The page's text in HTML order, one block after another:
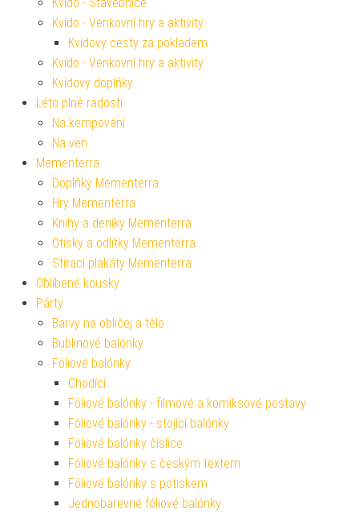
Kvído - Venkovní hry a aktivity
Kvídovy cesty za pokladem
Kvído - Venkovní hry a aktivity
Kvídovy doplňky
Léto plné radosti
Na kempování
Na ven
Mementerra
Doplňky Mementerra
Hry Mementerra
Knihy a deníky Mementerra
Otisky a odlitky Mementerra
Stírací plakáty Mementerra
Oblíbené kousky
Párty
Barvy na obličej a tělo
Bublinové balónky
Fóliové balónky
Chodící
Fóliové balónky - filmové a komiksové postavy
Fóliové balónky - stojící balónky
Fóliové balónky číslice
Fóliové balónky s českým textem
Fóliové balónky s potiskem
Jednobarevné fóliové balónky